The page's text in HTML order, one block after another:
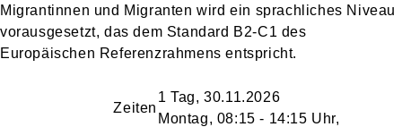
Migrantinnen und Migranten wird ein sprachliches Niveau
vorausgesetzt, das dem Standard B2-C1 des
Europäischen Referenzrahmens entspricht.
Zeiten
1 Tag, 30.11.2026
Montag, 08:15 - 14:15 Uhr,